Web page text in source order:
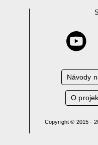
Návody
O
Copyright © 2015 -